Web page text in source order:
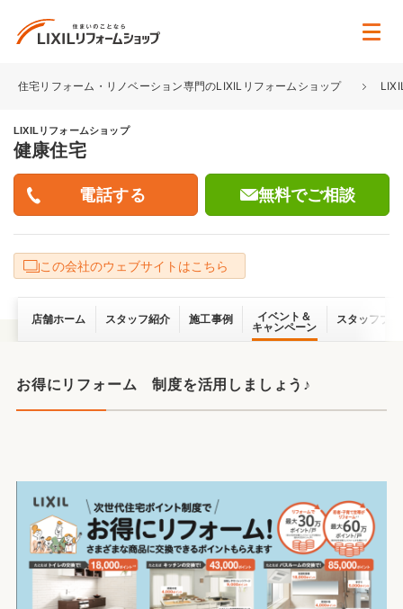
住宅リフォーム・リノベーション専門のLIXILリフォームショップ
LIXILリフォームショップ
健康住宅
無料でご相談
この会社のウェブサイトはこちら
店舗ホーム スタッフ紹介 施工事例
イベント＆
キャンペーン
スタッフブ
お得にリフォーム 制度を活用しましょう♪